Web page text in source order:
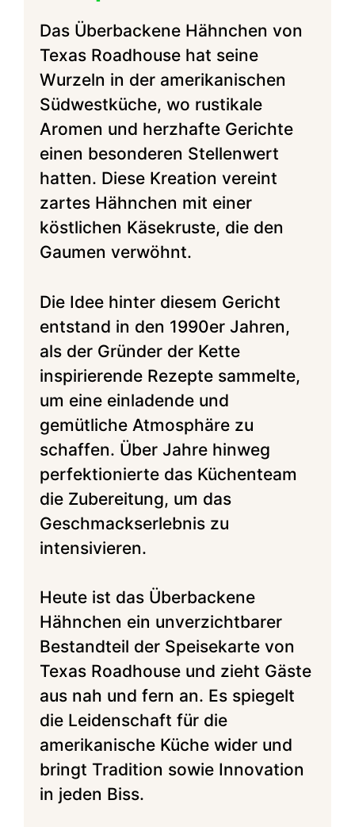
Das Überbackene Hähnchen von
Texas Roadhouse hat seine
Wurzeln in der amerikanischen
Südwestküche, wo rustikale
Aromen und herzhafte Gerichte
einen besonderen Stellenwert
hatten. Diese Kreation vereint
zartes Hähnchen mit einer
köstlichen Käsekruste, die den
Gaumen verwöhnt.
Die Idee hinter diesem Gericht
entstand in den 1990er Jahren,
als der Gründer der Kette
inspirierende Rezepte sammelte,
um eine einladende und
gemütliche Atmosphäre zu
schaffen. Über Jahre hinweg
perfektionierte das Küchenteam
die Zubereitung, um das
Geschmackserlebnis zu
intensivieren.
Heute ist das Überbackene
Hähnchen ein unverzichtbarer
Bestandteil der Speisekarte von
Texas Roadhouse und zieht Gäste
aus nah und fern an. Es spiegelt
die Leidenschaft für die
amerikanische Küche wider und
bringt Tradition sowie Innovation
in jeden Biss.